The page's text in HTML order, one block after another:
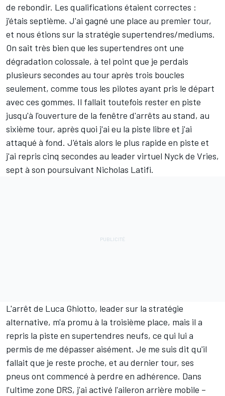
de rebondir. Les qualifications étaient correctes :
j'étais septième. J'ai gagné une place au premier tour,
et nous étions sur la stratégie supertendres/mediums.
On sait très bien que les supertendres ont une
dégradation colossale, à tel point que je perdais
plusieurs secondes au tour après trois boucles
seulement, comme tous les pilotes ayant pris le départ
avec ces gommes. Il fallait toutefois rester en piste
jusqu'à l'ouverture de la fenêtre d'arrêts au stand, au
sixième tour, après quoi j'ai eu la piste libre et j'ai
attaqué à fond. J'étais alors le plus rapide en piste et
j'ai repris cinq secondes au leader virtuel Nyck de Vries,
sept à son poursuivant Nicholas Latifi.
L'arrêt de Luca Ghiotto, leader sur la stratégie
alternative, m'a promu à la troisième place, mais il a
repris la piste en supertendres neufs, ce qui lui a
permis de me dépasser aisément. Je me suis dit qu'il
fallait que je reste proche, et au dernier tour, ses
pneus ont commencé à perdre en adhérence. Dans
l'ultime zone DRS, j'ai activé l'aileron arrière mobile –